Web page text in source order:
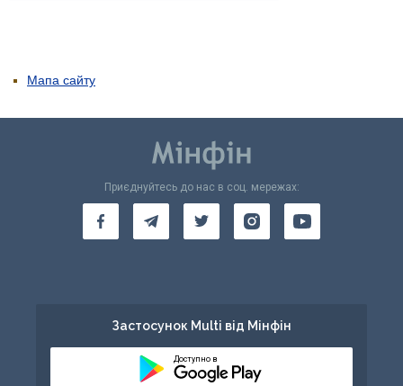
Мапа сайту
Приєднуйтесь до нас в соц. мережах:
Застосунок Multi від Мінфін
Доступно в